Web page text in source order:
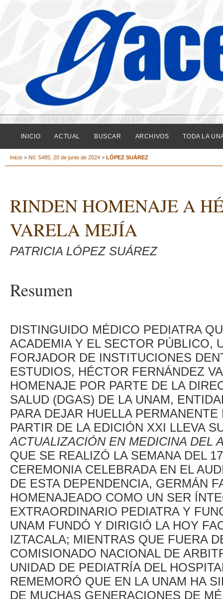
INICIO ACTUAL BUSCAR ARCHIVOS TODA LA
Inicio > N0. 5485, 20 de junio de 2024 > LÓPEZ SUÁREZ
RINDEN HOMENAJE A
VARELA MEJÍA
PATRICIA LÓPEZ SUÁREZ
Resumen
DISTINGUIDO MÉDICO PEDIATRA
ACADEMIA Y EL SECTOR PÚBLICO,
FORJADOR DE INSTITUCIONES
ESTUDIOS, HÉCTOR FERNÁNDEZ
HOMENAJE POR PARTE DE LA
SALUD (DGAS) DE LA UNAM,
PARA DEJAR HUELLA
PARTIR DE LA EDICIÓN XXI LLEVA
ACTUALIZACIÓN EN MEDICINA DEL
QUE SE REALIZÓ LA SEMANA DEL
CEREMONIA CELEBRADA EN EL
DE ESTA DEPENDENCIA, GERMÁN
HOMENAJEADO COMO UN SER
EXTRAORDINARIO PEDIATRA Y
UNAM FUNDÓ Y DIRIGIÓ LA HOY
IZTACALA; MIENTRAS QUE FUERA
COMISIONADO NACIONAL DE
UNIDAD DE PEDIATRÍA DEL
REMEMORÓ QUE EN LA UNAM HA
DE MUCHAS GENERACIONES DE